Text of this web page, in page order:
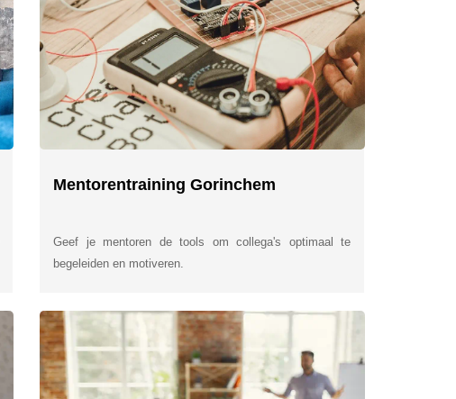
Mentorentraining Gorinchem
Geef je mentoren de tools om collega's optimaal te
begeleiden en motiveren.